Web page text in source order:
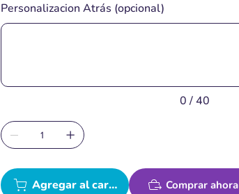
Personalizacion Atrás (opcional)
40
0 / 40
Agregar al carrito Comprar ahora